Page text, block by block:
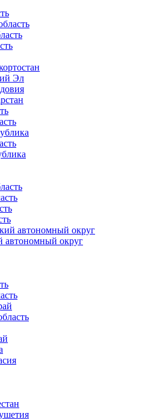
Эл
автономный округ
автономный округ